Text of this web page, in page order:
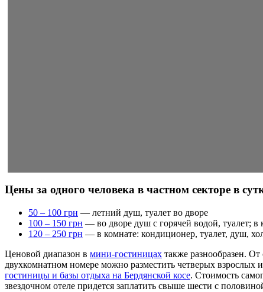
Цены за одного человека в частном секторе в
50 – 100 грн — летний душ, туалет во дворе
100 – 150 грн — во дворе душ с горячей водой, туалет; в
120 – 250 грн — в комнате: кондиционер, туалет, душ,
Ценовой диапазон в мини-гостиницах также разнообразен.
двухкомнатном номере можно разместить четверых взрослых
гостиницы и базы отдыха на Бердянской косе. Стоимость
звездочном отеле придется заплатить свыше шести с